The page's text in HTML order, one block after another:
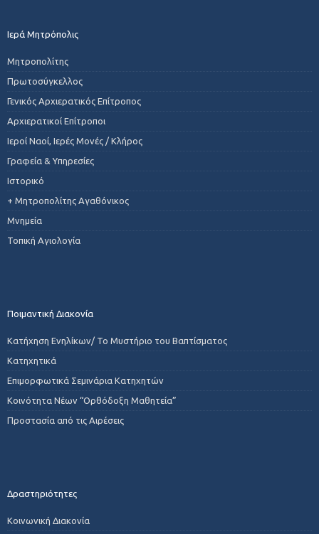
Ιερά Μητρόπολις
Μητροπολίτης
Πρωτοσύγκελλος
Γενικός Αρχιερατικός Επίτροπος
Αρχιερατικοί Επίτροποι
Ιεροί Ναοί, Ιερές Μονές / Κλήρος
Γραφεία & Υπηρεσίες
Ιστορικό
+ Μητροπολίτης Αγαθόνικος
Μνημεία
Τοπική Αγιολογία
Ποιμαντική Διακονία
Κατήχηση Ενηλίκων/ Το Μυστήριο του Βαπτίσματος
Κατηχητικά
Επιμορφωτικά Σεμινάρια Κατηχητών
Κοινότητα Νέων “Ορθόδοξη Μαθητεία”
Προστασία από τις Αιρέσεις
Δραστηριότητες
Κοινωνική Διακονία